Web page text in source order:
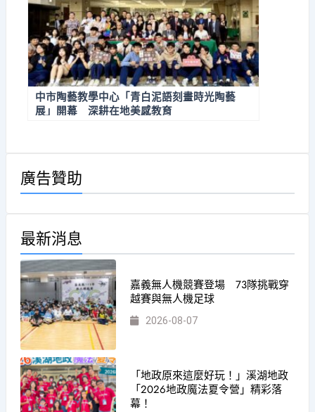
中市陶藝教學中心「青白泥語刻畫時光陶藝
展」開幕 深耕在地美感教育
廣告贊助
最新消息
嘉義無人機競賽登場 73隊挑戰穿
越賽與無人機足球
2026-08-07
「地政原來這麼好玩！」溪湖地政
「2026地政魔法夏令營」精彩落
幕！